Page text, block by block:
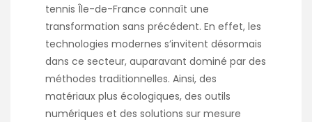
tennis Île-de-France connaît une
transformation sans précédent. En effet, les
technologies modernes s’invitent désormais
dans ce secteur, auparavant dominé par des
méthodes traditionnelles. Ainsi, des
matériaux plus écologiques, des outils
numériques et des solutions sur mesure